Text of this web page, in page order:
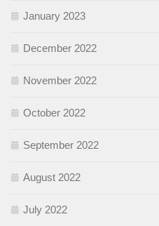
January 2023
December 2022
November 2022
October 2022
September 2022
August 2022
July 2022